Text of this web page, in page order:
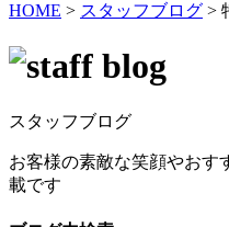
HOME > スタッフブログ >
スタッフブログ
お客様の素敵な笑顔やおす
載です